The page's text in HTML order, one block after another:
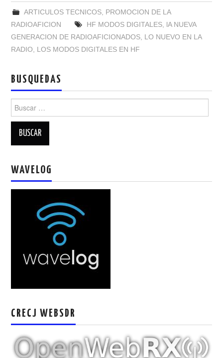
PROMOCIÓN DE LA RADIO AFICIÓN
PROPAGACIÓN
SOLICITUD DE INGRESO
SOTA Y POTA
W5WIN
CRECJ
MUMLA APP ( MUY FÁCIL )
ARTICULOS TECNICOS, PROMOCION DE LA
RADIOAFICION
HF MODOS DIGITALES, lA NUEVA
GENERACION DE RADIOAFICIONADOS, LO NUEVO EN LA
RADIO, LOS MODOS DIGITALES EN HF
BUSQUEDAS
Buscar:
WAVELOG
CRECJ WEBSDR